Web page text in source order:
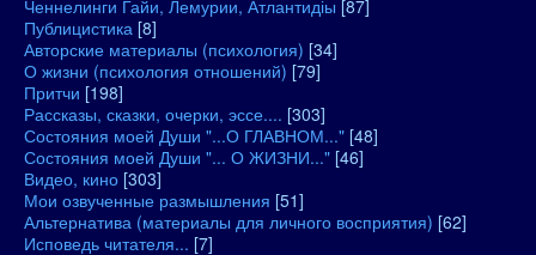
Ченнелинги Гайи, Лемурии, Атлантидіы [87]
Публицистика [8]
Авторские материалы (психология) [34]
О жизни (психология отношений) [79]
Притчи [198]
Рассказы, сказки, очерки, эссе.... [303]
Состояния моей Души "...О ГЛАВНОМ..." [48]
Состояния моей Души "... О ЖИЗНИ..." [46]
Видео, кино [303]
Мои озвученные размышления [51]
Альтернатива (материалы для личного восприятия) [62]
Исповедь читателя... [7]